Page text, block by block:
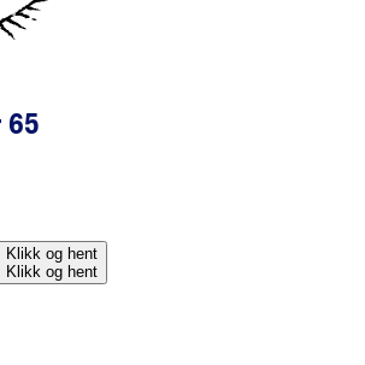
65
Klikk og hent
Klikk og hent